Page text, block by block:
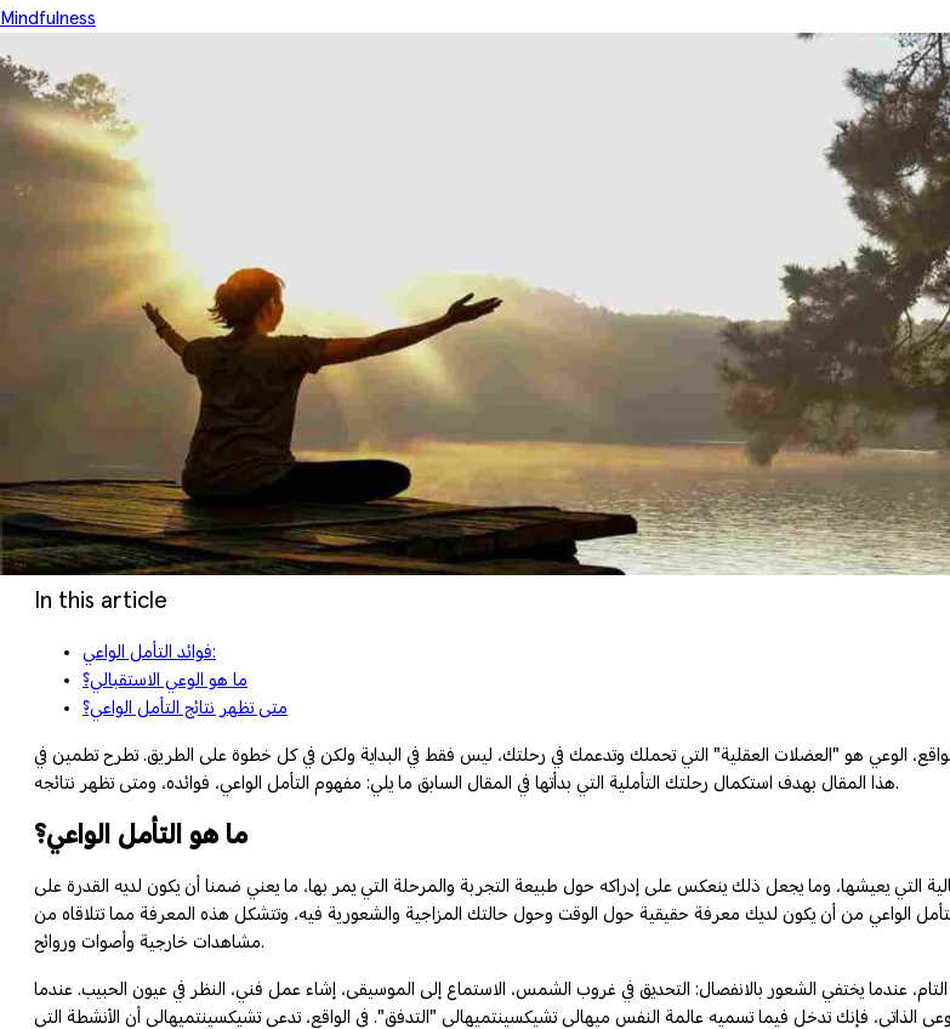
Mindfulness
In this article
فوائد التأمل الواعي:
ما هو الوعي الاستقبالي؟
متى تظهر نتائج التأمل الواعي؟
الواقع، الوعي هو "العضلات العقلية" التي تحملك وتدعمك في رحلتك، ليس فقط في البداية ولكن في كل خطوة على الطريق. تطرح تطمين في
هذا المقال بهدف استكمال رحلتك التأملية التي بدأتها في المقال السابق ما يلي: مفهوم التأمل الواعي، فوائده، ومتى تظهر نتائجه.
ما هو التأمل الواعي؟
التي يعيشها، وما يجعل ذلك ينعكس على إدراكه حول طبيعة التجربة والمرحلة التي يمر بها، ما يعني ضمنا أن يكون لديه القدرة على
الواعي من أن يكون لديك معرفة حقيقية حول الوقت وحول حالتك المزاجية والشعورية فيه، وتتشكل هذه المعرفة مما تتلاقاه من
مشاهدات خارجية وأصوات وروائح.
عندما يختفي الشعور بالانفصال: التحديق في غروب الشمس، الاستماع إلى الموسيقى، إشاء عمل فني، النظر في عيون الحبيب. عندما
فإنك تدخل فيما تسميه عالمة النفس ميهالي تشيكسينتميهالي "التدفق". في الواقع، تدعي تشيكسينتميهالي أن الأنشطة التي